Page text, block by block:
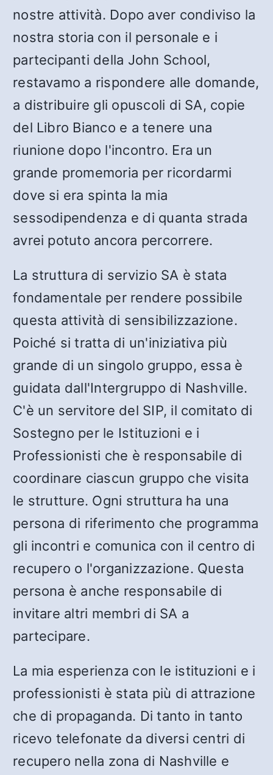
nostre attività. Dopo aver condiviso la
nostra storia con il personale e i
partecipanti della John School,
restavamo a rispondere alle domande,
a distribuire gli opuscoli di SA, copie
del Libro Bianco e a tenere una
riunione dopo l'incontro. Era un
grande promemoria per ricordarmi
dove si era spinta la mia
sessodipendenza e di quanta strada
avrei potuto ancora percorrere.
La struttura di servizio SA è stata
fondamentale per rendere possibile
questa attività di sensibilizzazione.
Poiché si tratta di un'iniziativa più
grande di un singolo gruppo, essa è
guidata dall'Intergruppo di Nashville.
C'è un servitore del SIP, il comitato di
Sostegno per le Istituzioni e i
Professionisti che è responsabile di
coordinare ciascun gruppo che visita
le strutture. Ogni struttura ha una
persona di riferimento che programma
gli incontri e comunica con il centro di
recupero o l'organizzazione. Questa
persona è anche responsabile di
invitare altri membri di SA a
partecipare.
La mia esperienza con le istituzioni e i
professionisti è stata più di attrazione
che di propaganda. Di tanto in tanto
ricevo telefonate da diversi centri di
recupero nella zona di Nashville e